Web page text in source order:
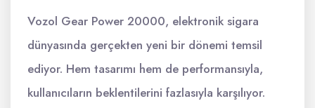
Vozol Gear Power 20000, elektronik sigara
dünyasında gerçekten yeni bir dönemi temsil
ediyor. Hem tasarımı hem de performansıyla,
kullanıcıların beklentilerini fazlasıyla karşılıyor.